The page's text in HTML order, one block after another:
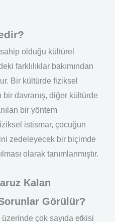
olduğu kültürel
farklılıklar bakımından
Bir kültürde fiziksel
davranış, diğer kültürde
bir yöntem
istismar, çocuğun
zedeleyecek bir biçimde
olarak tanımlanmıştır.
Kalan
Görülür?
çok sayıda etkisi